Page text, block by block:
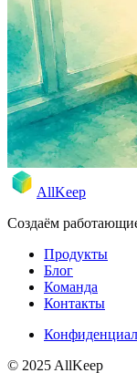
день въезда
Удержания при
в день въезда,
2 мая 2026 г.
AllKeep
Создаём
Продукты
Блог
Команда
Контакты
© 2025 AllKeep